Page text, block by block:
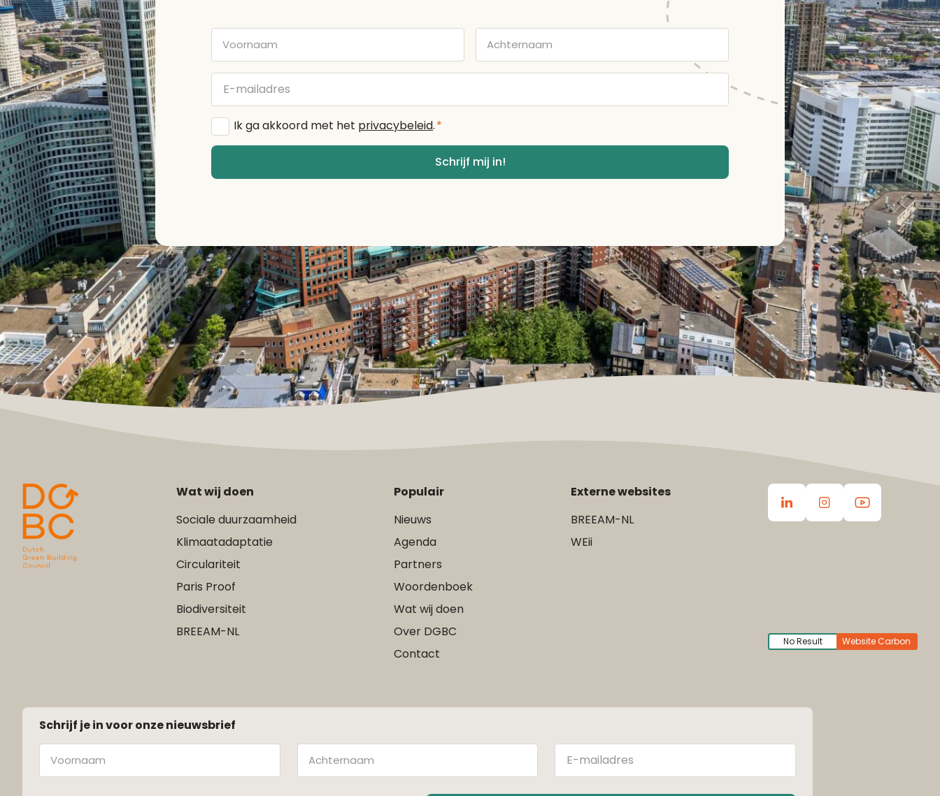
Voornaam Achternaam
E-
mailadres
Algemene
voorwaarden
Ik ga akkoord met het privacybeleid.*
Schrijf mij in!
Wat wij doen
Sociale duurzaamheid
Klimaatadaptatie
Circulariteit
Paris Proof
Biodiversiteit
BREEAM-NL
Populair
Nieuws
Agenda
Partners
Woordenboek
Wat wij doen
Over DGBC
Contact
Externe websites
BREEAM-NL
WEii
No Result Website Carbon
Schrijf je in voor onze nieuwsbrief
Naam
Achternaam
E-
mailadres